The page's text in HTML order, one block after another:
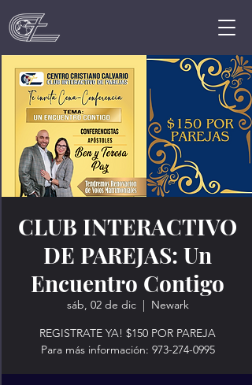
CLUB INTERACTIVO
DE PAREJAS: Un
Encuentro Contigo
sáb, 02 de dic
  |
Newark
REGISTRATE YA! $150 POR PAREJA
Para más información: 973-274-0995